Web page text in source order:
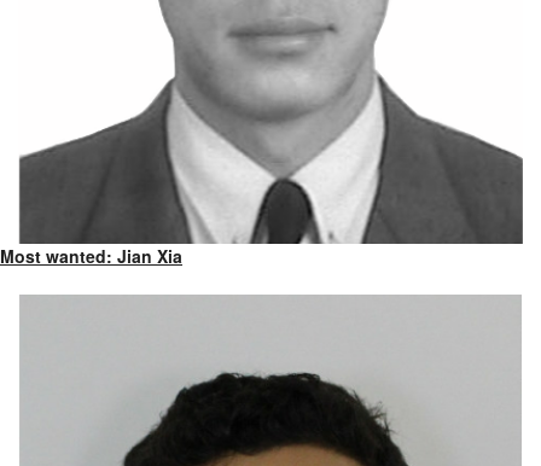
Most wanted: Jian Xia